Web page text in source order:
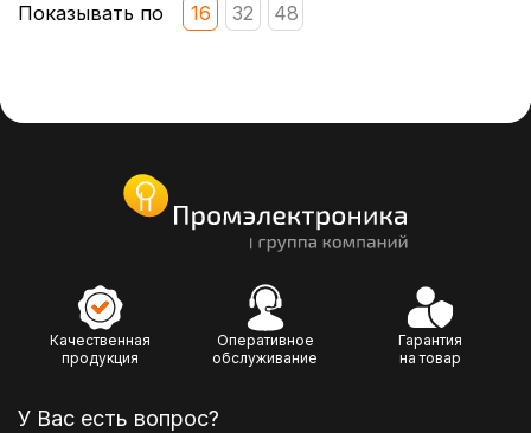
Показывать по 16 32 48
Качественная
продукция
Оперативное
обслуживание
Гарантия
на товар
У Вас есть вопрос?